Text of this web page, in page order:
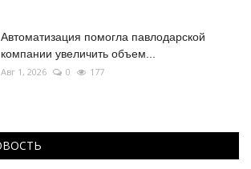
Автоматизация помогла павлодарской
компании увеличить объем...
Авг 1, 2026 0 177